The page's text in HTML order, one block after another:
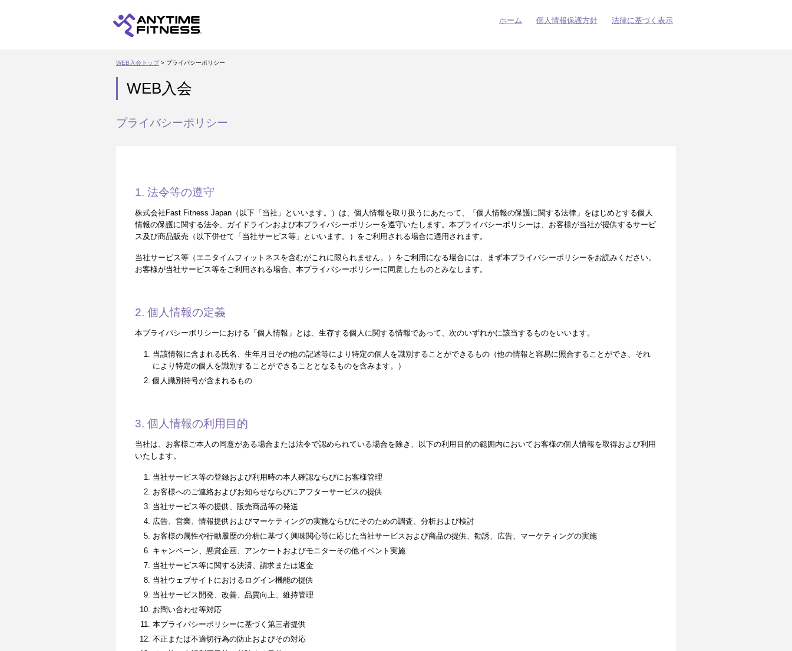
ホーム 個人情報保護方針 法律に基づく表示
WEB入会トップ> プライバシーポリシー
WEB入会
プライバシーポリシー
1. 法令等の遵守
株式会社Fast Fitness Japan（以下「当社」といいます。）は、個人情報を取り扱うにあたって、「個人情報の保護に関する法律」をはじめとする個人
情報の保護に関する法令、ガイドラインおよび本プライバシーポリシーを遵守いたします。本プライバシーポリシーは、お客様が当社が提供するサービ
ス及び商品販売（以下併せて「当社サービス等」といいます。）をご利用される場合に適用されます。
当社サービス等（エニタイムフィットネスを含むがこれに限られません。）をご利用になる場合には、まず本プライバシーポリシーをお読みください。
お客様が当社サービス等をご利用される場合、本プライバシーポリシーに同意したものとみなします。
2. 個人情報の定義
本プライバシーポリシーにおける「個人情報」とは、生存する個人に関する情報であって、次のいずれかに該当するものをいいます。
当該情報に含まれる氏名、生年月日その他の記述等により特定の個人を識別することができるもの（他の情報と容易に照合することができ、それ
により特定の個人を識別することができることとなるものを含みます。）
個人識別符号が含まれるもの
3. 個人情報の利用目的
当社は、お客様ご本人の同意がある場合または法令で認められている場合を除き、以下の利用目的の範囲内においてお客様の個人情報を取得および利用
いたします。
当社サービス等の登録および利用時の本人確認ならびにお客様管理
お客様へのご連絡およびお知らせならびにアフターサービスの提供
当社サービス等の提供、販売商品等の発送
広告、営業、情報提供およびマーケティングの実施ならびにそのための調査、分析および検討
お客様の属性や行動履歴の分析に基づく興味関心等に応じた当社サービスおよび商品の提供、勧誘、広告、マーケティングの実施
キャンペーン、懸賞企画、アンケートおよびモニターその他イベント実施
当社サービス等に関する決済、請求または返金
当社ウェブサイトにおけるログイン機能の提供
当社サービス開発、改善、品質向上、維持管理
お問い合わせ等対応
本プライバシーポリシーに基づく第三者提供
不正または不適切行為の防止およびその対応